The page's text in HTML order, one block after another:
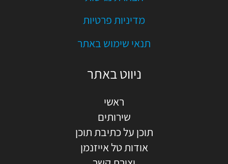
מדיניות פרטיות
תנאי שימוש באתר
ניווט באתר
ראשי
שירותים
תוכן על כתיבת תוכן
אודות טל אייזנמן